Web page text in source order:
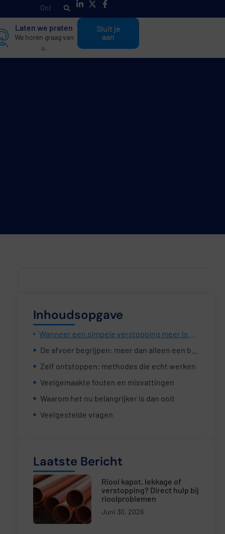
han
Laten we praten
We horen graag van
u.
Sluit je
aan
Inhoudsopgave
Zelf ontstoppen: methodes die echt werken
Veelgemaakte fouten en misvattingen
Waarom het nu belangrijker is dan ooit
Veelgestelde vragen
Laatste Bericht
Riool kapot, lekkage of
verstopping? Direct hulp bij
rioolproblemen
Juni 30, 2026